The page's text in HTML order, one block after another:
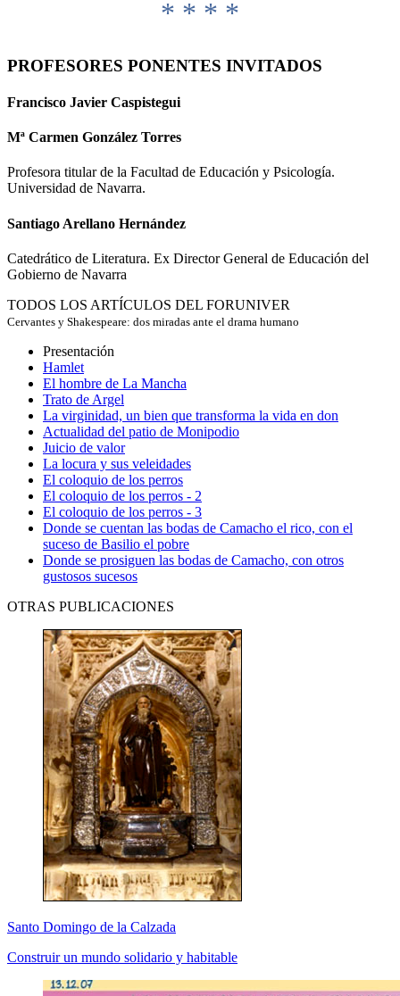
* * * *
PROFESORES PONENTES INVITADOS
Francisco Javier Caspistegui
Mª Carmen González Torres
Profesora titular de la Facultad de Educación y Psicología.
Universidad de Navarra.
Santiago Arellano Hernández
Catedrático de Literatura. Ex Director General de Educación del
Gobierno de Navarra
TODOS LOS ARTÍCULOS DEL FORUNIVER
Cervantes y Shakespeare: dos miradas ante el drama humano
Presentación
Hamlet
El hombre de La Mancha
Trato de Argel
La virginidad, un bien que transforma la vida en don
Actualidad del patio de Monipodio
Juicio de valor
La locura y sus veleidades
El coloquio de los perros
El coloquio de los perros - 2
El coloquio de los perros - 3
Donde se cuentan las bodas de Camacho el rico, con el
suceso de Basilio el pobre
Donde se prosiguen las bodas de Camacho, con otros
gustosos sucesos
OTRAS PUBLICACIONES
Santo Domingo de la Calzada
Construir un mundo solidario y habitable